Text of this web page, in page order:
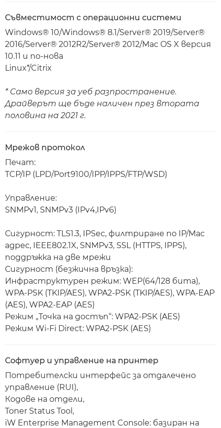
Съвместимост с операционни системи
Windows® 10/Windows® 8.1/Server® 2019/Server®
2016/Server® 2012R2/Server® 2012/Mac OS X версия
10.11 и по-нова
Linux*/Citrix
* Само версия за уеб разпространение.
Драйверът ще бъде наличен през втората
половина на 2021 г.
Мрежов протокол
Печат:
TCP/IP (LPD/Port9100/IPP/IPPS/FTP/WSD)
Управление:
SNMPv1, SNMPv3 (IPv4,IPv6)
Сигурност: TLS1.3, IPSec, филтриране по IP/Mac
адрес, IEEE802.1X, SNMPv3, SSL (HTTPS, IPPS),
поддръжка на две мрежи
Сигурност (безжична връзка):
Инфраструктурен режим: WEP(64/128 бита),
WPA-PSK (TKIP/AES), WPA2-PSK (TKIP/AES), WPA-EAP
(AES), WPA2-EAP (AES)
Режим „Точка на достъп“: WPA2-PSK (AES)
Режим Wi-Fi Direct: WPA2-PSK (AES)
Софтуер и управление на принтер
Потребителски интерфейс за отдалечено
управление (RUI),
Кодове на отдели,
Toner Status Tool,
iW Enterprise Management Console: базиран на